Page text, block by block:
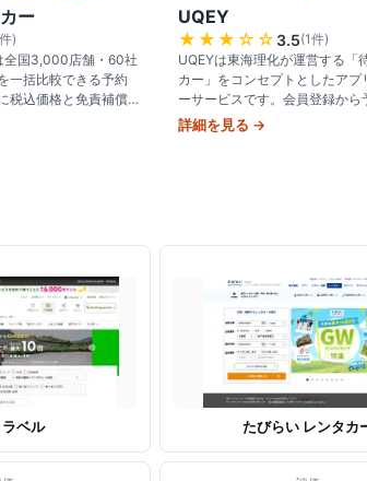
ー
件)
国3,000店舗・60社
一括比較できる予約
税込価格と免責補償
、料金プランを比較
UQEY
★★★ ☆☆ 3.5(1件)
UQEYは東海理化が運営する「
カー」をコンセプトとしたアプ
ーサービスです。会員登録から
返却までアプリだけで完結し、
詳細を見る →
ベル たびらい レンタカ